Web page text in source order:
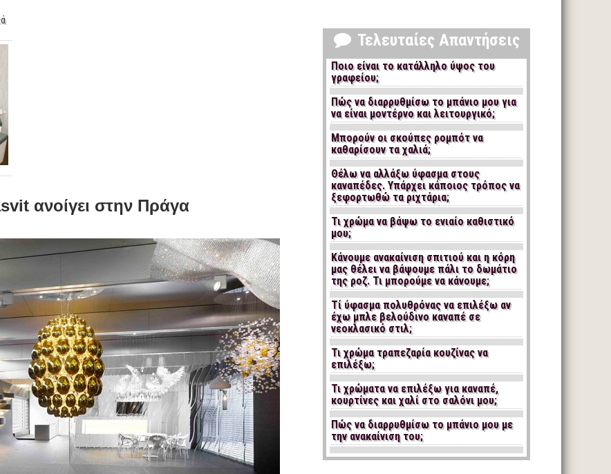
ανοίγει στην Πράγα
Τελευταίες Απαντήσεις
Ποιο είναι το κατάλληλο ύψος του
γραφείου;
Πώς να διαρρυθμίσω το μπάνιο μου για
να είναι μοντέρνο και λειτουργικό;
Μπορούν οι σκούπες ρομπότ να
καθαρίσουν τα χαλιά;
Θέλω να αλλάξω ύφασμα στους
καναπέδες. Υπάρχει κάποιος τρόπος να
ξεφορτωθώ τα ριχτάρια;
Τι χρώμα να βάψω το ενιαίο καθιστικό
μου;
Κάνουμε ανακαίνιση σπιτιού και η κόρη
μας θέλει να βάψουμε πάλι το δωμάτιο
της ροζ. Τι μπορούμε να κάνουμε;
Τί ύφασμα πολυθρόνας να επιλέξω αν
έχω μπλε βελούδινο καναπέ σε
νεοκλασικό στιλ;
Τι χρώμα τραπεζαρία κουζίνας να
επιλέξω;
Τι χρώματα να επιλέξω για καναπέ,
κουρτίνες και χαλί στο σαλόνι μου;
Πώς να διαρρυθμίσω το μπάνιο μου με
την ανακαίνιση του;